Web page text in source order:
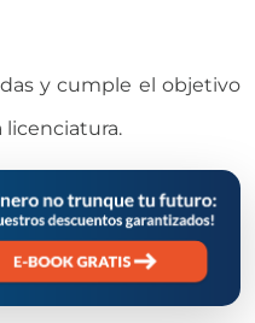
y cumple el objetivo